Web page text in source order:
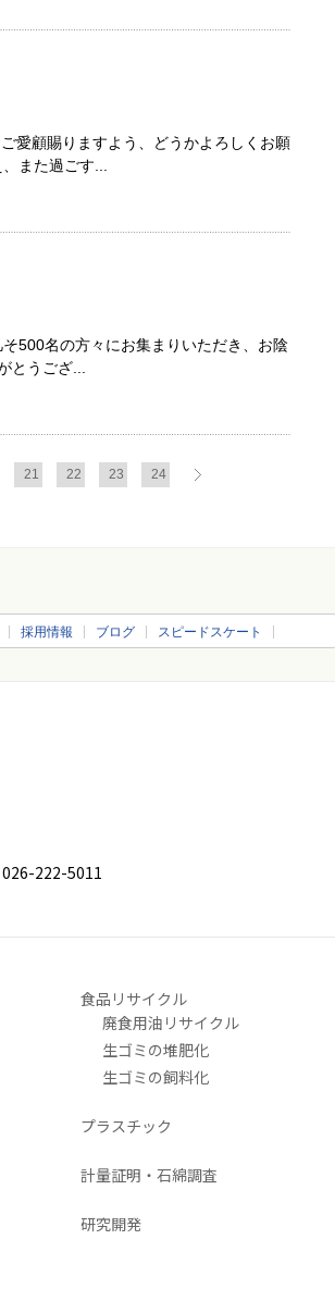
愛顧賜りますよう、どうかよろしくお願
また過ごす...
500名の方々にお集まりいただき、お陰
とうござ...
21 22 23 24
採用情報 ブログ スピードスケート
222-5011
食品リサイクル
廃食用油リサイクル
生ゴミの堆肥化
生ゴミの飼料化
プラスチック
計量証明・石綿調査
研究開発